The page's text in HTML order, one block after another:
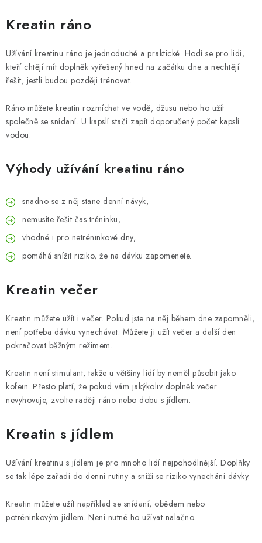
Kreatin ráno
Užívání kreatinu ráno je jednoduché a praktické. Hodí se pro lidi,
kteří chtějí mít doplněk vyřešený hned na začátku dne a nechtějí
řešit, jestli budou později trénovat.
Ráno můžete kreatin rozmíchat ve vodě, džusu nebo ho užít
společně se snídaní. U kapslí stačí zapít doporučený počet kapslí
vodou.
Výhody užívání kreatinu ráno
snadno se z něj stane denní návyk,
nemusíte řešit čas tréninku,
vhodné i pro netréninkové dny,
pomáhá snížit riziko, že na dávku zapomenete.
Kreatin večer
Kreatin můžete užít i večer. Pokud jste na něj během dne zapomněli,
není potřeba dávku vynechávat. Můžete ji užít večer a další den
pokračovat běžným režimem.
Kreatin není stimulant, takže u většiny lidí by neměl působit jako
kofein. Přesto platí, že pokud vám jakýkoliv doplněk večer
nevyhovuje, zvolte raději ráno nebo dobu s jídlem.
Kreatin s jídlem
Užívání kreatinu s jídlem je pro mnoho lidí nejpohodlnější. Doplňky
se tak lépe zařadí do denní rutiny a sníží se riziko vynechání dávky.
Kreatin můžete užít například se snídaní, obědem nebo
potréninkovým jídlem. Není nutné ho užívat nalačno.